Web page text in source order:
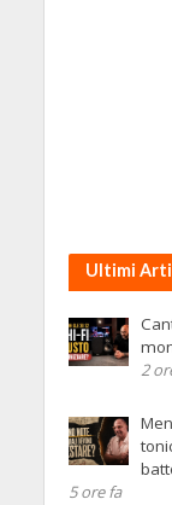
Ultimi
2
5 ore fa